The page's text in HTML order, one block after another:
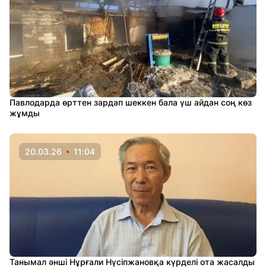
Павлодарда өрттен зардап шеккен бала үш айдан соң көз
жұмды
20.03.26 11:04
Танымал әнші Нұрғали Нүсіпжановқа күрделі ота жасалды